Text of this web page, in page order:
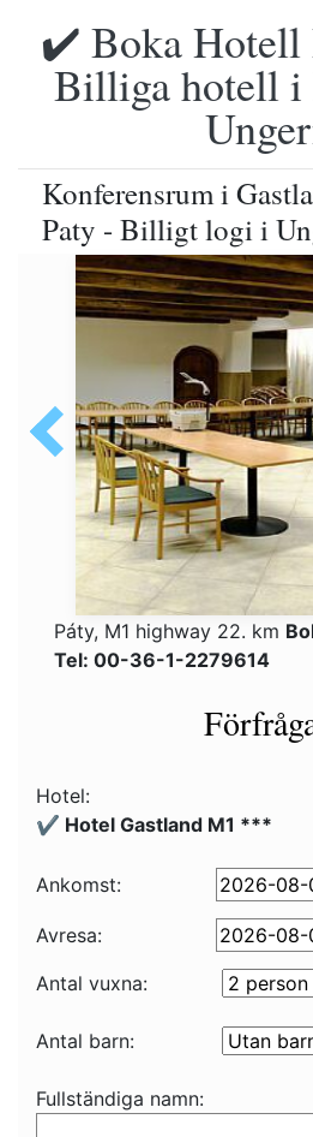
✔️ Boka Hotell
Billiga hotell i
Konferensrum i
Paty - Billigt logi i
Páty, M1 highway 22. km
Tel: 00-36-1-2279614
Hotel:
✔️ Hotel Gastland M1 ***
Ankomst:
Avresa:
Antal vuxna:
Antal barn:
Fullständiga namn: